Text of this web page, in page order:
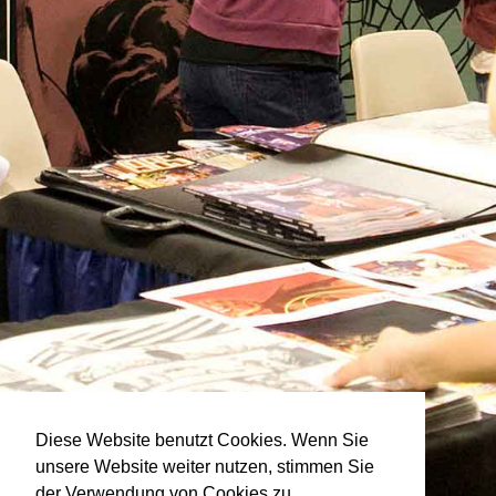
Diese Website benutzt Cookies. Wenn Sie
unsere Website weiter nutzen, stimmen Sie